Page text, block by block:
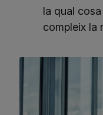
la qual cosa
compleix la